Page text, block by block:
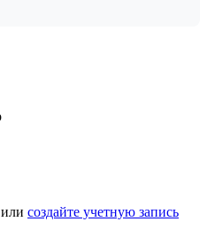
или создайте учетную запись